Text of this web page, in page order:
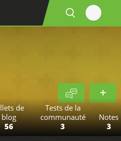
de
blog
56
Tests de la
communauté
3
Notes
3